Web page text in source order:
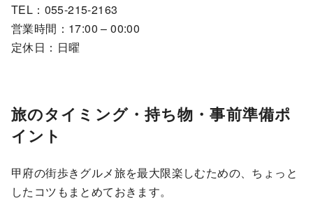
TEL：055-215-2163
営業時間：17:00 – 00:00
定休日：日曜
旅のタイミング・持ち物・事前準備ポ
イント
甲府の街歩きグルメ旅を最大限楽しむための、ちょっと
したコツもまとめておきます。